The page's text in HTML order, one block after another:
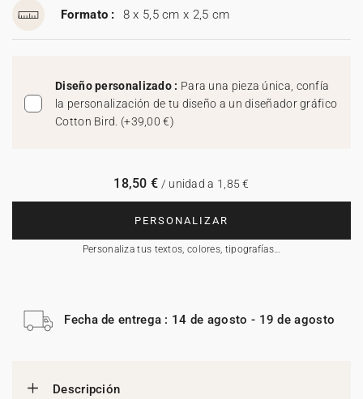
Formato : 8 x 5,5 cm x 2,5 cm
Diseño personalizado : Para una pieza única, confía
la personalización de tu diseño a un diseñador gráfico
Cotton Bird. (+39,00 €)
PERSONALIZAR
Personaliza tus textos, colores, tipografías…
18,50 € / unidad a 1,85 €
Fecha de entrega : 14 de agosto - 19 de agosto
Descripción